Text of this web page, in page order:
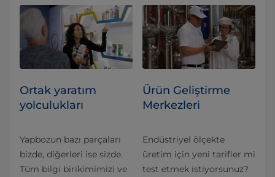
Ortak yaratım
yolculukları
Yapbozun bazı parçaları
bizde, diğerleri ise sizde.
Tüm bilgi birikimimizi ve
Ürün Geliştirme
Merkezleri
Endüstriyel ölçekte
üretim için yeni tarifler mi
test etmek istiyorsunuz?